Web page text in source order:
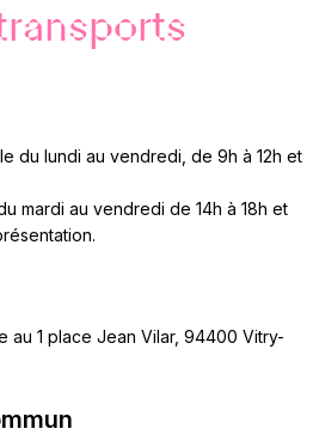
du lundi au vendredi, de 9h à 12h et
mardi au vendredi de 14h à 18h et
au 1 place Jean Vilar, 94400 Vitry-